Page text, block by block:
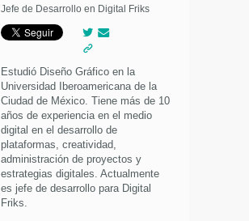
Jefe de Desarrollo en Digital Friks
Estudió Diseño Gráfico en la
Universidad Iberoamericana de la
Ciudad de México. Tiene más de 10
años de experiencia en el medio
digital en el desarrollo de
plataformas, creatividad,
administración de proyectos y
estrategias digitales. Actualmente
es jefe de desarrollo para Digital
Friks.